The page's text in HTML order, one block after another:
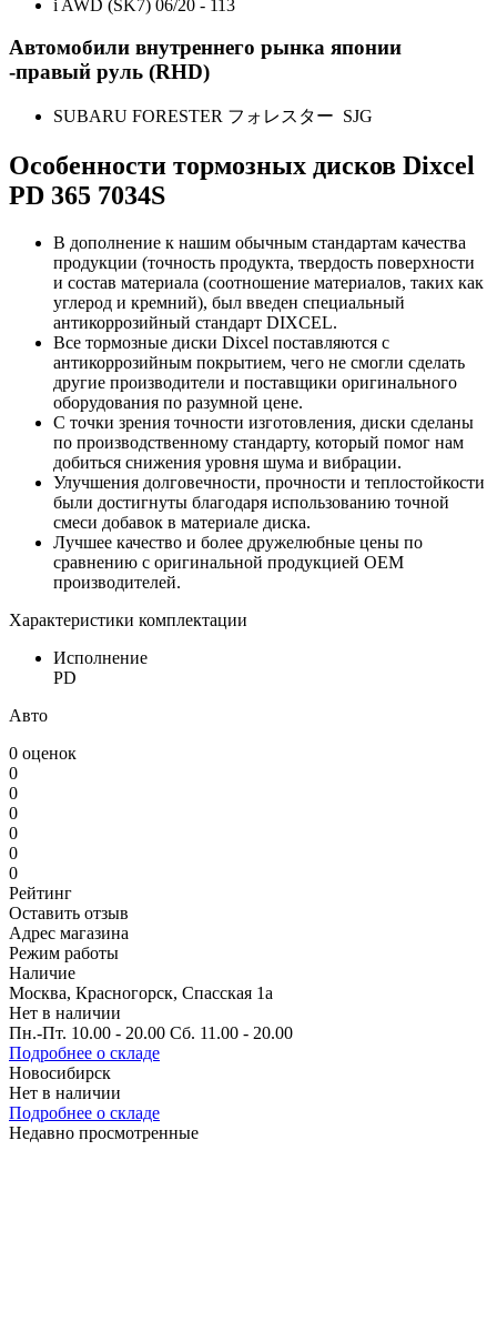
i AWD (SK7) 06/20 - 113
Автомобили внутреннего рынка японии
-правый руль (RHD)
SUBARU FORESTER フォレスター SJG
Особенности тормозных дисков Dixcel
PD 365 7034S
В дополнение к нашим обычным стандартам качества
продукции (точность продукта, твердость поверхности
и состав материала (соотношение материалов, таких как
углерод и кремний), был введен специальный
антикоррозийный стандарт DIXCEL.
Все тормозные диски Dixcel поставляются с
антикоррозийным покрытием, чего не смогли сделать
другие производители и поставщики оригинального
оборудования по разумной цене.
С точки зрения точности изготовления, диски сделаны
по производственному стандарту, который помог нам
добиться снижения уровня шума и вибрации.
Улучшения долговечности, прочности и теплостойкости
были достигнуты благодаря использованию точной
смеси добавок в материале диска.
Лучшее качество и более дружелюбные цены по
сравнению c оригинальной продукцией OEM
производителей.
Характеристики комплектации
Исполнение
PD
Авто
0 оценок
0
0
0
0
0
0
Рейтинг
Оставить отзыв
Адрес магазина
Режим работы
Наличие
Москва, Красногорск, Спасская 1а
Нет в наличии
Пн.-Пт. 10.00 - 20.00 Сб. 11.00 - 20.00
Подробнее о складе
Новосибирск
Нет в наличии
Подробнее о складе
Недавно просмотренные